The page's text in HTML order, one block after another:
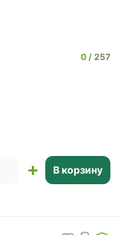
0
257
В корзину